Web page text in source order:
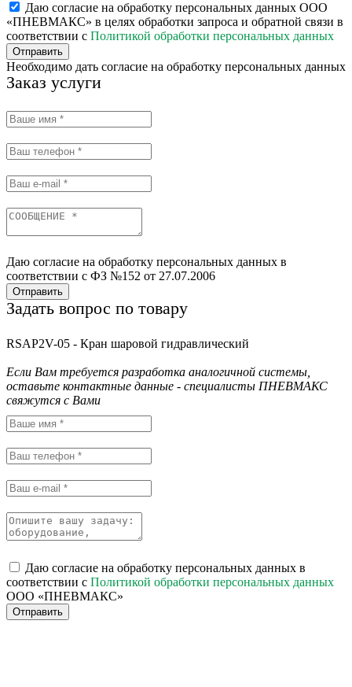
Даю согласие на обработку персональных данных ООО
«ПНЕВМАКС» в целях обработки запроса и обратной связи в
соответствии с Политикой обработки персональных данных
Отправить
Необходимо дать согласие на обработку персональных данных
Заказ услуги
Даю согласие на обработку персональных данных в
соответствии с ФЗ №152 от 27.07.2006
Отправить
Задать вопрос по товару
RSAP2V-05 - Кран шаровой гидравлический
Если Вам требуется разработка аналогичной системы,
оставьте контактные данные - специалисты ПНЕВМАКС
свяжутся с Вами
Даю согласие на обработку персональных данных в
соответствии с Политикой обработки персональных данных
ООО «ПНЕВМАКС»
Отправить